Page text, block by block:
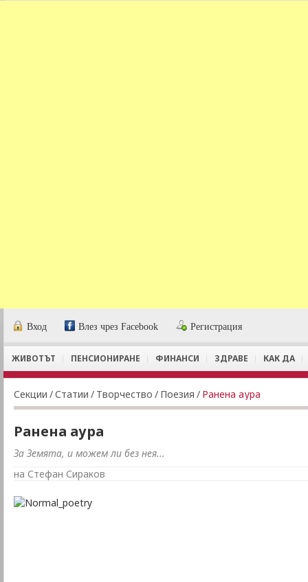
Вход Влез чрез Facebook Регистрация
ЖИВОТЪТ ПЕНСИОНИРАНЕ ФИНАНСИ ЗДРАВЕ КАК ДА
Секции /Статии / Творчество / Поезия / Ранена аура
Ранена аура
За Земята, и можем ли без нея...
на Стефан Сираков